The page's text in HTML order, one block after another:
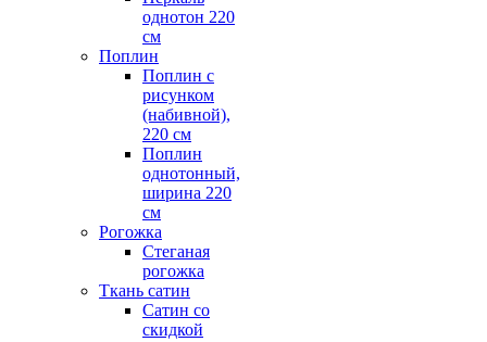
однотон 220
см
Поплин
Поплин с
рисунком
(набивной),
220 см
Поплин
однотонный,
ширина 220
см
Рогожка
Стеганая
рогожка
Ткань сатин
Сатин со
скидкой